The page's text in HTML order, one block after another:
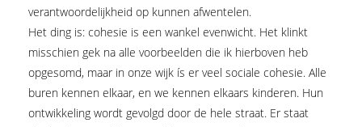
verantwoordelijkheid op kunnen afwentelen.
Het ding is: cohesie is een wankel evenwicht. Het klinkt
misschien gek na alle voorbeelden die ik hierboven heb
opgesomd, maar in onze wijk ís er veel sociale cohesie. Alle
buren kennen elkaar, en we kennen elkaars kinderen. Hun
ontwikkeling wordt gevolgd door de hele straat. Er staat